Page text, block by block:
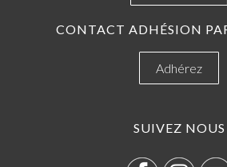
CONTACT ADHÉSION
Adhérez
SUIVEZ NOUS